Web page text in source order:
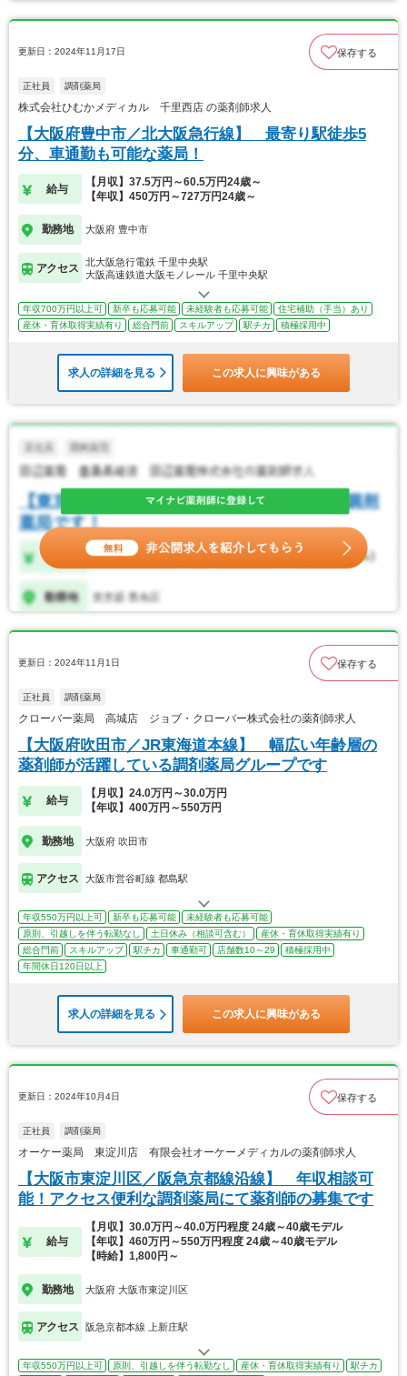
更新日：2024年11月17日 保存する
正社員 調剤薬局
株式会社ひむかメディカル 千里西店 の薬剤師求人
【大阪府豊中市／北大阪急行線】 最寄り駅徒歩5
分、車通勤も可能な薬局！
給与
【月収】37.5万円～60.5万円24歳～
【年収】450万円～727万円24歳～
勤務地 大阪府 豊中市
アクセス
北大阪急行電鉄 千里中央駅
大阪高速鉄道大阪モノレール 千里中央駅
年収700万円以上可 新卒も応募可能 未経験者も応募可能
住宅補助（手当）あり
産休・育休取得実績有り
総合門前 スキルアップ 駅チカ 積極採用中
求人の詳細を見る この求人に興味がある
更新日：2024年11月1日 保存する
正社員 調剤薬局
クローバー薬局 高城店 ジョブ・クローバー株式会社の薬剤師求人
【大阪府吹田市／JR東海道本線】 幅広い年齢層の
薬剤師が活躍している調剤薬局グループです
給与
【月収】24.0万円～30.0万円
【年収】400万円～550万円
勤務地 大阪府 吹田市
アクセス 大阪市営谷町線 都島駅
年収550万円以上可 新卒も応募可能
未経験者も応募可能
原則、引越しを伴う転勤なし
土日休み（相談可含む）
産休・育休取得実績有り
総合門前
スキルアップ 駅チカ 車通勤可 店舗数10～29
積極採用中
年間休日120日以上
求人の詳細を見る この求人に興味がある
更新日：2024年10月4日 保存する
正社員 調剤薬局
オーケー薬局 東淀川店 有限会社オーケーメディカルの薬剤師求人
【大阪市東淀川区／阪急京都線沿線】 年収相談可
能！アクセス便利な調剤薬局にて薬剤師の募集です
給与
【月収】30.0万円～40.0万円程度 24歳～40歳モデル
【年収】460万円～550万円程度 24歳～40歳モデル
【時給】1,800円～
勤務地 大阪府 大阪市東淀川区
アクセス 阪急京都本線 上新庄駅
年収550万円以上可 原則、引越しを伴う転勤なし 産休・育休取得実績有り
駅チカ